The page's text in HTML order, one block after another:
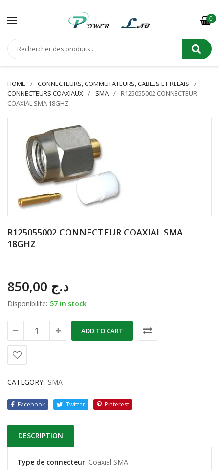
0
HOME
CONNECTEURS, COMMUTATEURS, CABLES ET RELAIS
CONNECTEURS COAXIAUX
SMA
R125055002 CONNECTEUR
COAXIAL SMA 18GHZ
R125055002 CONNECTEUR COAXIAL SMA
18GHZ
د.ج
Disponibilité: 57 in stock
ADD TO CART
CATEGORY: SMA
Facebook Twitter Pinterest
DESCRIPTION
Type de connecteur: Coaxial SMA